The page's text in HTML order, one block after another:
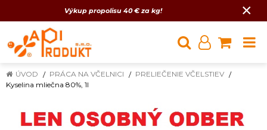
Výkup propolisu 40 € za kg! ×
ÚVOD PRÁCA NA VČELNICI
PRELIEČENIE VČELSTIEV
Kyselina mliečna 80%, 1l